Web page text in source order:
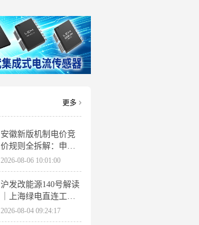
更多
安徽新版机制电价竞
价规则全拆解：申报
条件、保函罚则、出
清机制、聚合商门槛
2026-08-06 10:01:00
沪发改能源140号解读
｜上海绿电直连工作
方案 申报条件、源荷
指标、场景优先级全
2026-08-04 09:24:17